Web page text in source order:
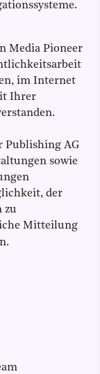
Media Pioneer
im Internet
Ihrer
Publishing AG
sowie
der
zu
Mitteilung